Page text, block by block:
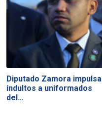
Diputado Zamora impulsa
indultos a uniformados
del…